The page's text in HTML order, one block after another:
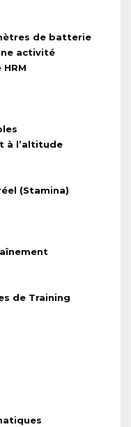
de batterie
activité
à l’altitude
(Stamina)
de Training